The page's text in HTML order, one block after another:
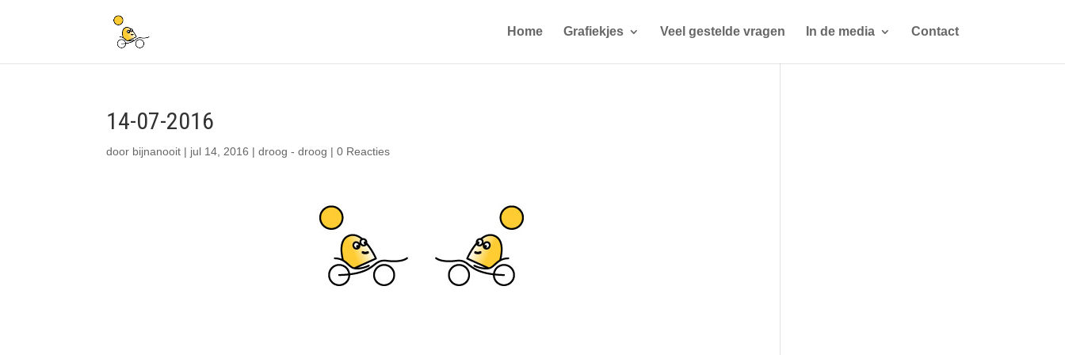
Home Grafiekjes Veel gestelde vragen In de media Contact
14-07-2016
door bijnanooit | jul 14, 2016 |droog - droog |0 Reacties